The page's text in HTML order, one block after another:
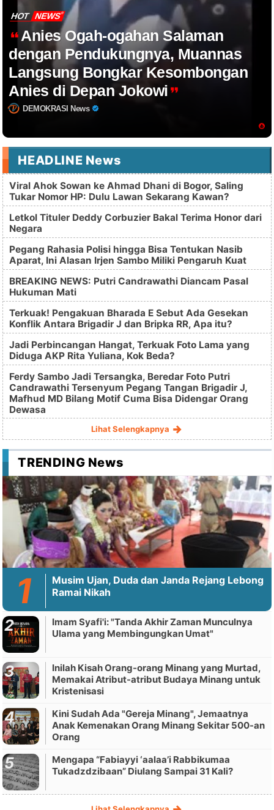
HOT NEWS
Anies Ogah-ogahan Salaman
dengan Pendukungnya, Muannas
Langsung Bongkar Kesombongan
Anies di Depan Jokowi
DEMOKRASI News
HEADLINE News
Viral Ahok Sowan ke Ahmad Dhani di Bogor, Saling
Tukar Nomor HP: Dulu Lawan Sekarang Kawan?
Letkol Tituler Deddy Corbuzier Bakal Terima Honor dari
Negara
Pegang Rahasia Polisi hingga Bisa Tentukan Nasib
Aparat, Ini Alasan Irjen Sambo Miliki Pengaruh Kuat
BREAKING NEWS: Putri Candrawathi Diancam Pasal
Hukuman Mati
Terkuak! Pengakuan Bharada E Sebut Ada Gesekan
Konflik Antara Brigadir J dan Bripka RR, Apa itu?
Jadi Perbincangan Hangat, Terkuak Foto Lama yang
Diduga AKP Rita Yuliana, Kok Beda?
Ferdy Sambo Jadi Tersangka, Beredar Foto Putri
Candrawathi Tersenyum Pegang Tangan Brigadir J,
Mafhud MD Bilang Motif Cuma Bisa Didengar Orang
Dewasa
Lihat Selengkapnya
TRENDING News
Musim Ujan, Duda dan Janda Rejang Lebong
Ramai Nikah
Imam Syafi'i: "Tanda Akhir Zaman Munculnya
Ulama yang Membingungkan Umat"
Inilah Kisah Orang-orang Minang yang Murtad,
Memakai Atribut-atribut Budaya Minang untuk
Kristenisasi
Kini Sudah Ada "Gereja Minang", Jemaatnya
Anak Kemenakan Orang Minang Sekitar 500-an
Orang
Mengapa “Fabiayyi ‘aalaa’i Rabbikumaa
Tukadzdzibaan” Diulang Sampai 31 Kali?